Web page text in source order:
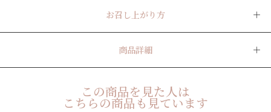
お召し上がり方
商品詳細
この商品を見た人は
こちらの商品も見ています